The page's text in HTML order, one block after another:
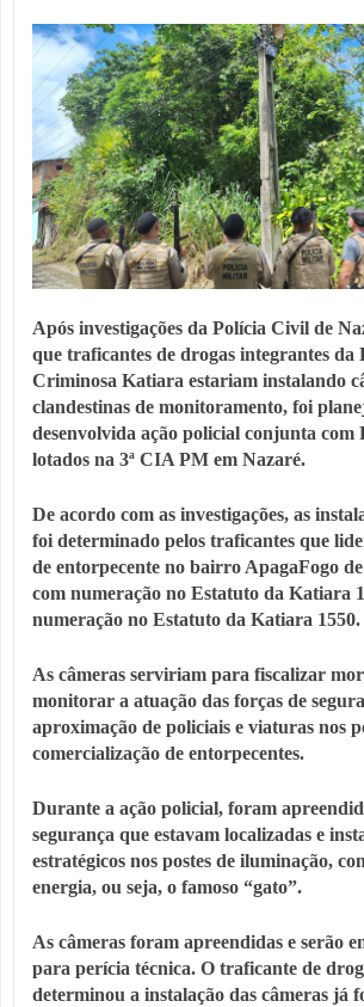
Após investigações da Polícia Civil de
que traficantes de drogas integrantes da
Criminosa Katiara estariam instalando
clandestinas de monitoramento, foi
desenvolvida ação policial conjunta com
lotados na 3ª CIA PM em Nazaré.
De acordo com as investigações, as
foi determinado pelos traficantes que
de entorpecente no bairro ApagaFogo
com numeração no Estatuto da Katiara
numeração no Estatuto da Katiara 1550.
As câmeras serviriam para fiscalizar
monitorar a atuação das forças de
aproximação de policiais e viaturas nos
comercialização de entorpecentes.
Durante a ação policial, foram
segurança que estavam localizadas e
estratégicos nos postes de iluminação,
energia, ou seja, o famoso “gato”.
As câmeras foram apreendidas e serão
para perícia técnica. O traficante de
determinou a instalação das câmeras já